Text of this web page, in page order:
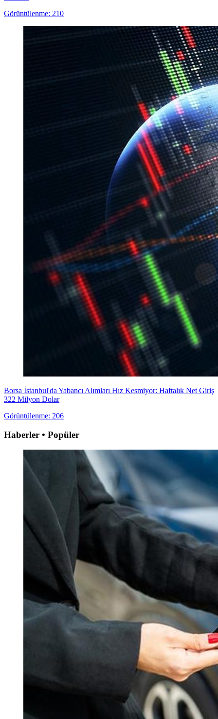
Görüntülenme: 210
Borsa İstanbul'da Yabancı Alımları Hız Kesmiyor: Haftalık Net Giriş
322 Milyon Dolar
Görüntülenme: 206
Haberler • Popüler